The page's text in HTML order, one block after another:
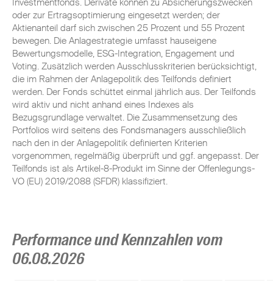
Investmentfonds. Derivate können zu Absicherungszwecken
oder zur Ertragsoptimierung eingesetzt werden; der
Aktienanteil darf sich zwischen 25 Prozent und 55 Prozent
bewegen. Die Anlagestrategie umfasst hauseigene
Bewertungsmodelle, ESG-Integration, Engagement und
Voting. Zusätzlich werden Ausschlusskriterien berücksichtigt,
die im Rahmen der Anlagepolitik des Teilfonds definiert
werden. Der Fonds schüttet einmal jährlich aus. Der Teilfonds
wird aktiv und nicht anhand eines Indexes als
Bezugsgrundlage verwaltet. Die Zusammensetzung des
Portfolios wird seitens des Fondsmanagers ausschließlich
nach den in der Anlagepolitik definierten Kriterien
vorgenommen, regelmäßig überprüft und ggf. angepasst. Der
Teilfonds ist als Artikel-8-Produkt im Sinne der Offenlegungs-
VO (EU) 2019/2088 (SFDR) klassifiziert.
Performance und Kennzahlen vom
06.08.2026